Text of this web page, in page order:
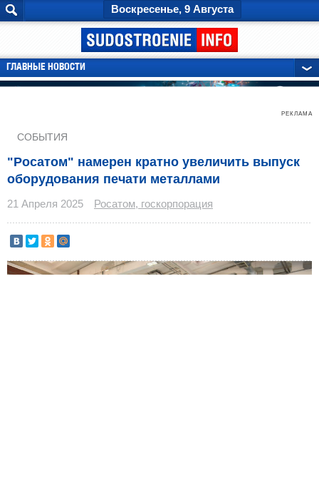
Воскресенье, 9 Августа
ГЛАВНЫЕ НОВОСТИ
РЕКЛАМА
СОБЫТИЯ
"Росатом" намерен кратно увеличить выпуск
оборудования печати металлами
21 Апреля 2025 Росатом, госкорпорация